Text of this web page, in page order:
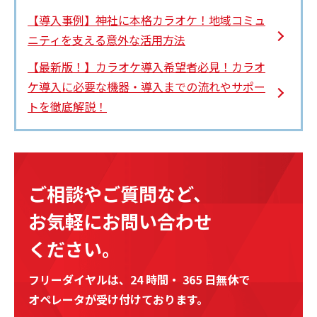
【導入事例】神社に本格カラオケ！地域コミュ
ニティを支える意外な活用方法
【最新版！】カラオケ導入希望者必見！カラオ
ケ導入に必要な機器・導入までの流れやサポー
トを徹底解説！
ご相談やご質問など、
お気軽にお問い合わせ
ください。
フリーダイヤルは、24 時間・ 365 日無休で
オペレータが受け付けております。